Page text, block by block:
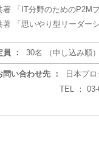
著 「IT分野のためのP2M
著 「思いやり型リーダーシ
員 ： 30名 （申し込み順）
問い合わせ先 ：
日本プロ
TEL ： 03-